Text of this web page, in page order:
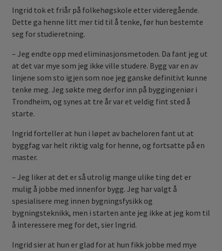
Ingrid tok et friår på folkehøgskole etter videregående.
Dette ga henne litt mer tid til å tenke, før hun bestemte
seg for studieretning.
– Jeg endte opp med eliminasjonsmetoden. Da fant jeg ut
at det var mye som jeg ikke ville studere. Bygg var en av
linjene som sto igjen som noe jeg ganske definitivt kunne
tenke meg. Jeg søkte meg derfor inn på byggingeniør i
Trondheim, og synes at tre år var et veldig fint sted å
starte.
Ingrid forteller at hun i løpet av bacheloren fant ut at
byggfag var helt riktig valg for henne, og fortsatte på en
master.
– Jeg liker at det er så utrolig mange ulike ting det er
mulig å jobbe med innenfor bygg. Jeg har valgt å
spesialisere meg innen bygningsfysikk og
bygningsteknikk, men i starten ante jeg ikke at jeg kom til
å interessere meg for det, sier Ingrid.
Ingrid sier at hun er glad for at hun fikk jobbe med mye